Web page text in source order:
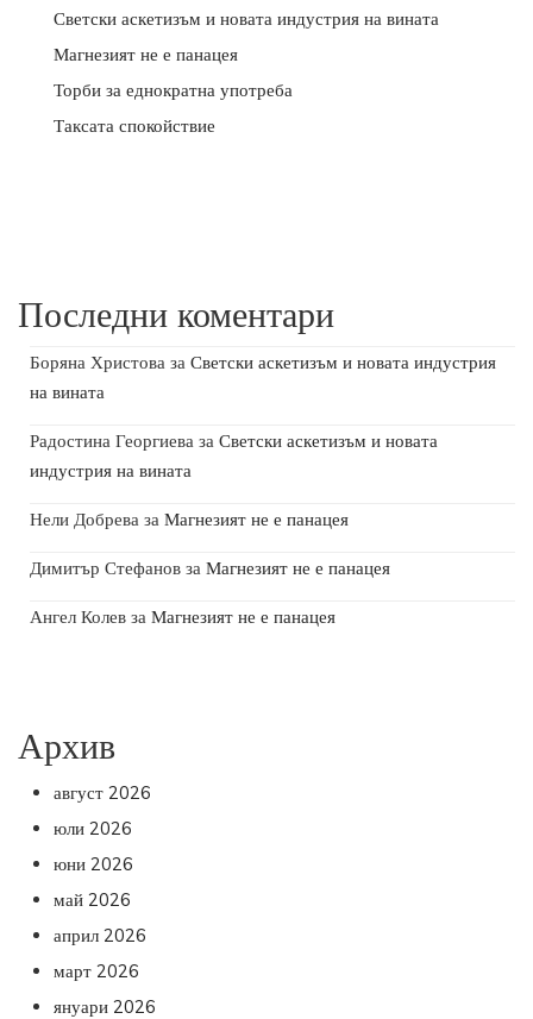
Светски аскетизъм и новата индустрия на вината
Магнезият не е панацея
Торби за еднократна употреба
Таксата спокойствие
Последни коментари
Боряна Христова за Светски аскетизъм и новата индустрия
на вината
Радостина Георгиева за Светски аскетизъм и новата
индустрия на вината
Нели Добрева за Магнезият не е панацея
Димитър Стефанов за Магнезият не е панацея
Ангел Колев за Магнезият не е панацея
Архив
август 2026
юли 2026
юни 2026
май 2026
април 2026
март 2026
януари 2026